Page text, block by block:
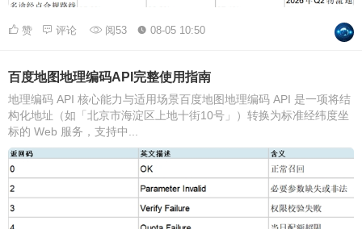
赞 评论 阅53 08-05 10:50
百度地图地理编码API完整使用指南
地理编码 API 核心能力与适用场景百度地图地理编码 API 是一项将结
构化地址（如「北京市海淀区上地十街10号」）转换为标准经纬度坐
标的 Web 服务，支持中...